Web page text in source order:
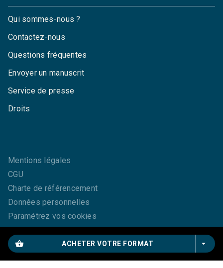
shopping_basket ACHETER VOTRE FORMAT arrow_drop_down
Qui sommes-nous ?
Contactez-nous
Questions fréquentes
Envoyer un manuscrit
Service de presse
Droits
Mentions légales
CGU
Charte de référencement
Données personnelles
Paramétrez vos cookies